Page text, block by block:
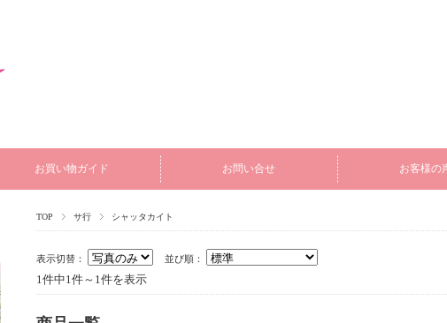
お買い物ガイド お問い合せ お客様の
TOP サ行 シャッタカイト
表示切替： 並び順：
1件中1件～1件を表示